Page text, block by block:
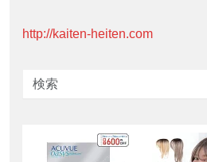
http://kaiten-heiten.com